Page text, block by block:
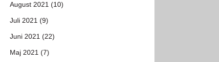
August 2021 (10)
Juli 2021 (9)
Juni 2021 (22)
Maj 2021 (7)